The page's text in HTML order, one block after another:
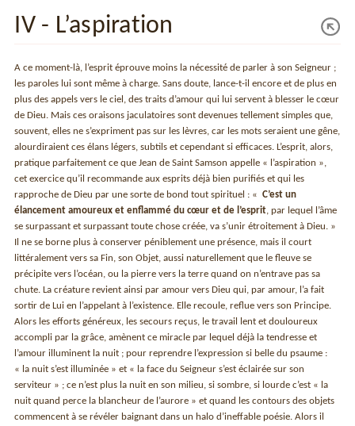
IV - L’aspiration
A ce moment-là, l’esprit éprouve moins la nécessité de parler à son Seigneur ;
les paroles lui sont même à charge. Sans doute, lance-t-il encore et de plus en
plus des appels vers le ciel, des traits d’amour qui lui servent à blesser le cœur
de Dieu. Mais ces oraisons jaculatoires sont devenues tellement simples que,
souvent, elles ne s’expriment pas sur les lèvres, car les mots seraient une gêne,
alourdiraient ces élans légers, subtils et cependant si efficaces. L’esprit, alors,
pratique parfaitement ce que Jean de Saint Samson appelle « l’aspiration »,
cet exercice qu’il recommande aux esprits déjà bien purifiés et qui les
rapproche de Dieu par une sorte de bond tout spirituel : « C’est un
élancement amoureux et enflammé du cœur et de l’esprit, par lequel l’âme
se surpassant et surpassant toute chose créée, va s’unir étroitement à Dieu. »
Il ne se borne plus à conserver péniblement une présence, mais il court
littéralement vers sa Fin, son Objet, aussi naturellement que le fleuve se
précipite vers l’océan, ou la pierre vers la terre quand on n’entrave pas sa
chute. La créature revient ainsi par amour vers Dieu qui, par amour, l’a fait
sortir de Lui en l’appelant à l’existence. Elle recoule, reflue vers son Principe.
Alors les efforts généreux, les secours reçus, le travail lent et douloureux
accompli par la grâce, amènent ce miracle par lequel déjà la tendresse et
l’amour illuminent la nuit ; pour reprendre l’expression si belle du psaume :
« la nuit s’est illuminée » et « la face du Seigneur s’est éclairée sur son
serviteur » ; ce n’est plus la nuit en son milieu, si sombre, si lourde c’est « la
nuit quand perce la blancheur de l’aurore » et quand les contours des objets
commencent à se révéler baignant dans un halo d’ineffable poésie. Alors il